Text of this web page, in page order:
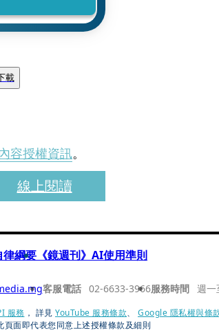
載
容授權資訊。
線上閱讀
律綱要 《鏡週刊》AI使用準則
客服電話 02-6633-3966服務時間 週一
服務 ， 詳見 YouTube 服務條款、
Google 隱私權與條
頁面即代表您同意上述授權條款及細則